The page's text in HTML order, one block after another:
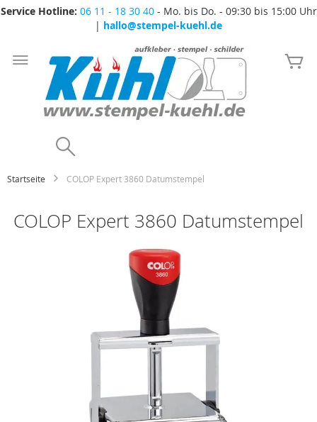
Service Hotline: 06 11 - 18 30 40- Mo. bis Do. - 09:30 bis 15:00 Uhr
| hallo@stempel-kuehl.de
Zum
Inhalt
springen
Startseite COLOP Expert 3860 Datumstempel
COLOP Expert 3860 Datumstempel